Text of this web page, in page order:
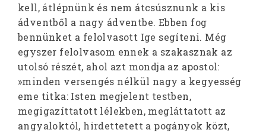
kell, átlépnünk és nem átcsúsznunk a kis
ádventből a nagy ádventbe. Ebben fog
bennünket a felolvasott Ige segíteni. Még
egyszer felolvasom ennek a szakasznak az
utolsó részét, ahol azt mondja az apostol:
»minden versengés nélkül nagy a kegyesség
eme titka: Isten megjelent testben,
megigazíttatott lélekben, megláttatott az
angyaloktól, hirdettetett a pogányok közt,